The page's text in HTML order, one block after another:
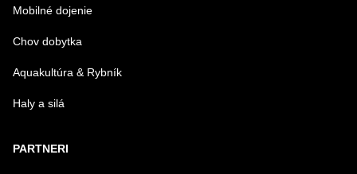
Mobilné dojenie
Chov dobytka
Aquakultúra & Rybník
Haly a silá
PARTNERI